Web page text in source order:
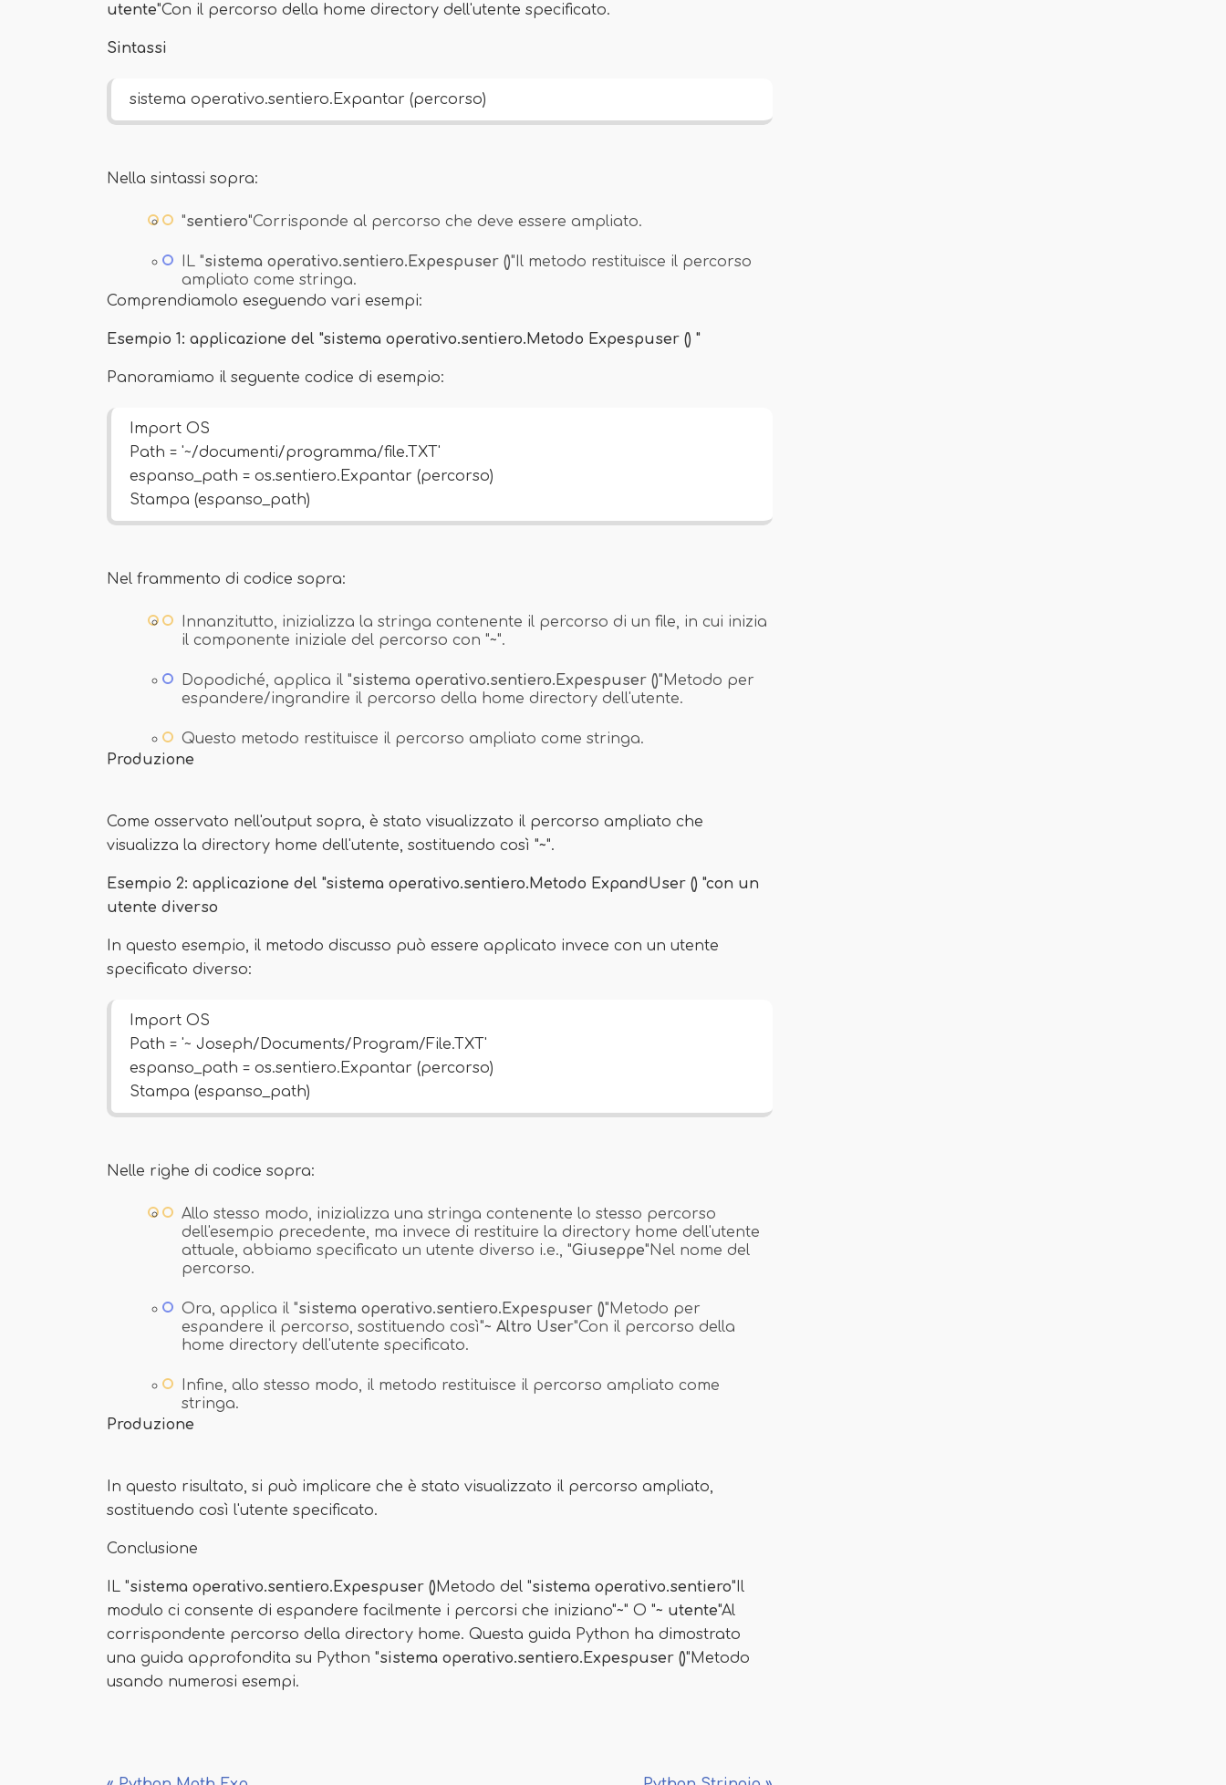
utente"Con il percorso della home directory dell'utente specificato.
Sintassi
sistema operativo.sentiero.Expantar (percorso)
Nella sintassi sopra:
"sentiero"Corrisponde al percorso che deve essere ampliato.
IL "sistema operativo.sentiero.Expespuser ()"Il metodo restituisce il percorso
ampliato come stringa.
Comprendiamolo eseguendo vari esempi:
Esempio 1: applicazione del "sistema operativo.sentiero.Metodo Expespuser () "
Panoramiamo il seguente codice di esempio:
Import OS
Path = '~/documenti/programma/file.TXT'
espanso_path = os.sentiero.Expantar (percorso)
Stampa (espanso_path)
Nel frammento di codice sopra:
Innanzitutto, inizializza la stringa contenente il percorso di un file, in cui inizia
il componente iniziale del percorso con "~".
Dopodiché, applica il "sistema operativo.sentiero.Expespuser ()"Metodo per
espandere/ingrandire il percorso della home directory dell'utente.
Questo metodo restituisce il percorso ampliato come stringa.
Produzione
Come osservato nell'output sopra, è stato visualizzato il percorso ampliato che
visualizza la directory home dell'utente, sostituendo così "~".
Esempio 2: applicazione del "sistema operativo.sentiero.Metodo ExpandUser () "con un
utente diverso
In questo esempio, il metodo discusso può essere applicato invece con un utente
specificato diverso:
Import OS
Path = '~ Joseph/Documents/Program/File.TXT'
espanso_path = os.sentiero.Expantar (percorso)
Stampa (espanso_path)
Nelle righe di codice sopra:
Allo stesso modo, inizializza una stringa contenente lo stesso percorso
dell'esempio precedente, ma invece di restituire la directory home dell'utente
attuale, abbiamo specificato un utente diverso i.e., "Giuseppe"Nel nome del
percorso.
Ora, applica il "sistema operativo.sentiero.Expespuser ()"Metodo per
espandere il percorso, sostituendo così"~ Altro User"Con il percorso della
home directory dell'utente specificato.
Infine, allo stesso modo, il metodo restituisce il percorso ampliato come
stringa.
Produzione
In questo risultato, si può implicare che è stato visualizzato il percorso ampliato,
sostituendo così l'utente specificato.
Conclusione
IL "sistema operativo.sentiero.Expespuser ()Metodo del "sistema operativo.sentiero"Il
modulo ci consente di espandere facilmente i percorsi che iniziano"~" O "~ utente"Al
corrispondente percorso della directory home. Questa guida Python ha dimostrato
una guida approfondita su Python "sistema operativo.sentiero.Expespuser ()"Metodo
usando numerosi esempi.